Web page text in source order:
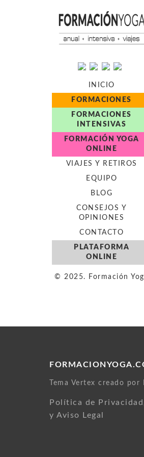
INICIO
FORMACIONES
FORMACIONES
INTENSIVAS
FORMACIÓN YOGA
ONLINE
VIAJES Y RETIROS
EQUIPO
BLOG
CONSEJOS Y
OPINIONES
CONTACTO
PLATAFORMA
ONLINE
© 2025. Formación
Tema Vertex creado por
Política de
y Aviso Legal